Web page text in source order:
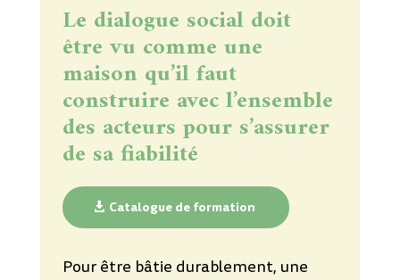
Le dialogue social doit
être vu comme une
maison qu’il faut
construire avec l’ensemble
des acteurs pour s’assurer
de sa fiabilité
Catalogue de formation
Pour être bâtie durablement, une